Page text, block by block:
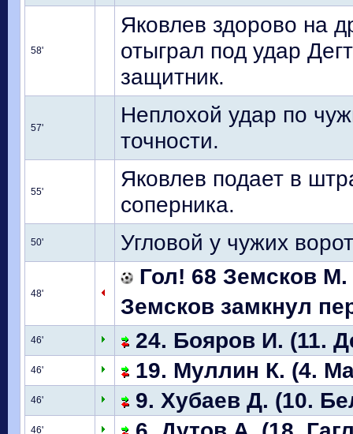
58'
Яковлев здорово на
отыграл под удар
защитник.
57'
Неплохой удар по
точности.
55'
Яковлев подает в
соперника.
50' Угловой у чужих
48'
Гол! 68 Земсков М.
Земсков замкнул
46' 24. Бояров И. (11.
46' 19. Муллин К. (4.
46' 9. Хубаев Д. (10.
46'